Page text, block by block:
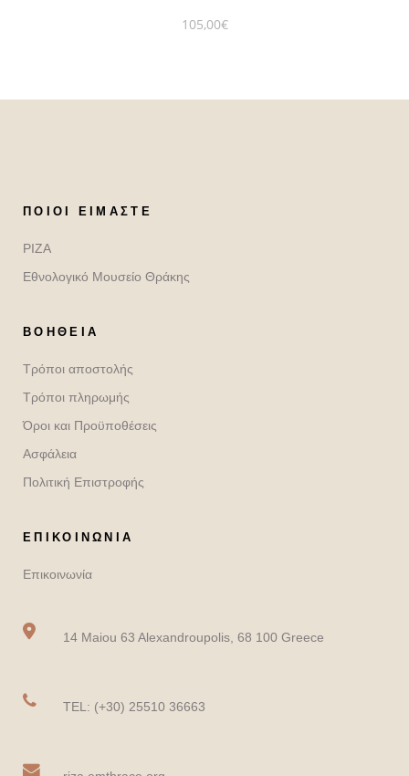
105,00€
ΠΟΙΟΙ ΕΊΜΑΣΤΕ
ΡΙΖΑ
Εθνολογικό Μουσείο Θράκης
ΒΟΉΘΕΙΑ
Τρόποι αποστολής
Τρόποι πληρωμής
Όροι και Προϋποθέσεις
Ασφάλεια
Πολιτική Επιστροφής
ΕΠΙΚΟΙΝΩΝΙΑ
Επικοινωνία
14 Maiou 63 Alexandroupolis, 68 100 Greece
TEL: (+30) 25510 36663